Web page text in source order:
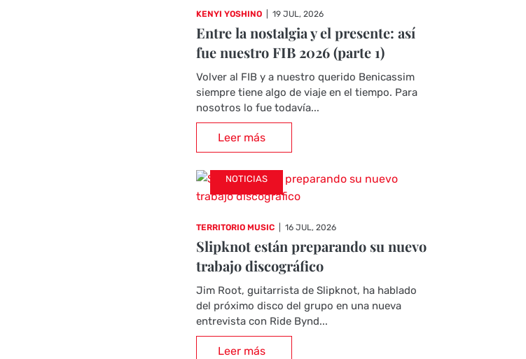
KENYI YOSHINO 19 JUL, 2026
Entre la nostalgia y el presente: así
fue nuestro FIB 2026 (parte 1)
Volver al FIB y a nuestro querido Benicassim
siempre tiene algo de viaje en el tiempo. Para
nosotros lo fue todavía...
Leer más
NOTICIAS
TERRITORIO MUSIC 16 JUL, 2026
Slipknot están preparando su nuevo
trabajo discográfico
Jim Root, guitarrista de Slipknot, ha hablado
del próximo disco del grupo en una nueva
entrevista con Ride Bynd...
Leer más